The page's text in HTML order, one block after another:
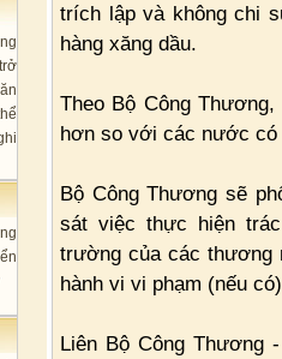
trích lập và không chi
hàng xăng dầu.
Theo Bộ Công
hơn so với các nước
Bộ Công Thương sẽ
sát việc thực hiện
trường của các thương
hành vi vi phạm (nếu
Liên Bộ Công Thương